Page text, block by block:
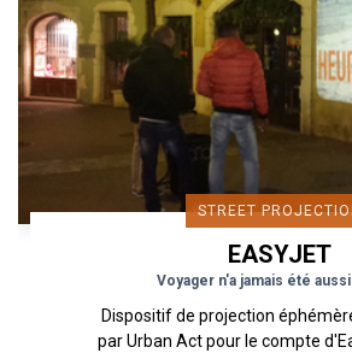
STREET
EASYJET
Voyager n'a jamais été
Dispositif de projection
par Urban Act pour le compte